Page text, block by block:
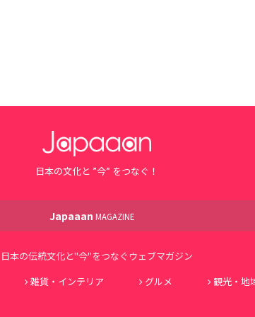
日本の文化と ”今” をつなぐ！
Japaaan MAGAZINE
日本の伝統文化と"今"をつなぐウェブマガジン
雑貨・インテリア グルメ 観光・地